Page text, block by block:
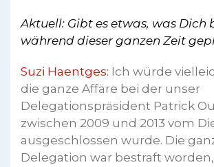
Aktuell: Gibt es etwas, was Dich
während dieser ganzen Zeit
Suzi Haentges: Ich würde
die ganze Affäre bei der unser
Delegationspräsident Patrick
zwischen 2009 und 2013 vom
ausgeschlossen wurde. Die
Delegation war bestraft